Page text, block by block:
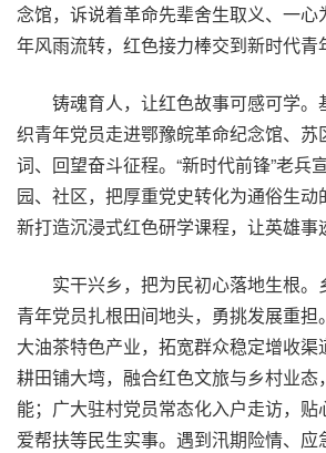
念馆，诉说着革命先辈舍生取义、一心
年风雨流转，红色接力棒交到新时代青
铸魂育人，让红色故事可感可学。
织青年党员走进鄂豫皖革命纪念馆、
词、回望奋斗征程。“新时代前锋”老兵
园、社区，把厚重党史转化为通俗生动
新打造沉浸式红色研学课程，让英雄事
实干兴乡，把为民初心落地生根。
青年党员扎根田间地头，勇挑发展重
大油茶特色产业，拓宽群众稳定增收渠
耕田铺大塆，融合红色文旅与乡村业态
能；广大驻村党员常态化入户走访，贴
爱帮扶等民生实事。遇到汛期险情、